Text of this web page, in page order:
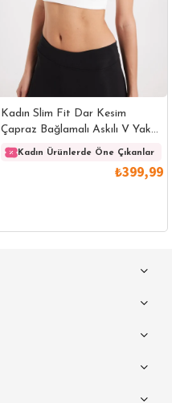
Kadın Slim Fit Dar Kesim
Çapraz Bağlamalı Askılı V Yaka
Beyaz Crop
Kadın Ürünlerde Öne Çıkanlar
₺399,99